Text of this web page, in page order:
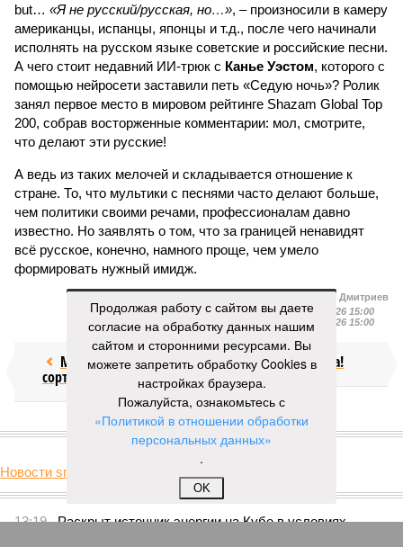
but… «Я не русский/русская, но…», – произносили в камеру
американцы, испанцы, японцы и т.д., после чего начинали
исполнять на русском языке советские и российские песни.
А чего стоит недавний ИИ-трюк с Канье Уэстом, которого с
помощью нейросети заставили петь «Седую ночь»? Ролик
занял первое место в мировом рейтинге Shazam Global Top
200, собрав восторженные комментарии: мол, смотрите,
что делают эти русские!
А ведь из таких мелочей и складывается отношение к
стране. То, что мультики с песнями часто делают больше,
чем политики своими речами, профессионалам давно
известно. Но заявлять о том, что за границей ненавидят
всё русское, конечно, намного проще, чем умело
формировать нужный имидж.
Иван Дмитриев
Опубликовано:09.08.2026 15:00
Отредактировано:
09.08.2026 15:00
Мочить в
сортире
Посол ты на!
КОММЕНТАРИИ
Новости smi2.ru
Киев перешёл к террору гражданских, пора давать
адекватный ответ
37
Продолжая работу с сайтом вы даете
согласие на обработку данных нашим
сайтом и сторонними ресурсами. Вы
можете запретить обработку Cookies в
настройках браузера.
Пожалуйста, ознакомьтесь с
«Политикой в отношении обработки
персональных данных»
.
OK